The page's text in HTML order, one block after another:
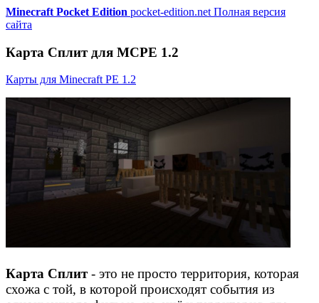
Minecraft Pocket Edition pocket-edition.net Полная версия
сайта
Карта Сплит для MCPE 1.2
Карты для Minecraft PE 1.2
Карта Сплит- это не просто территория, которая
схожа с той, в которой происходят события из